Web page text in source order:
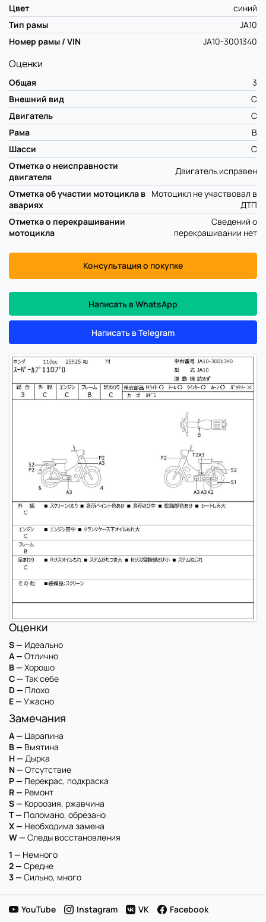
Цвет
синий
Тип рамы
JA10
Номер рамы / VIN
JA10-3001340
Оценки
Общая
3
Внешний вид
C
Двигатель
C
Рама
B
Шасси
C
Отметка о неисправности
двигателя
Двигатель исправен
Отметка об участии мотоцикла в
авариях
Мотоцикл не участвовал в
ДТП
Отметка о перекрашивании
мотоцикла
Сведений о
перекрашивании нет
Консультация о покупке
Написать в WhatsApp
Написать в Telegram
Оценки
S — Идеально
A — Отлично
B — Хорошо
C — Так себе
D — Плохо
E — Ужасно
Замечания
A — Царапина
B — Вмятина
H — Дырка
N — Отсутствие
P — Перекрас, подкраска
R — Ремонт
S — Короозия, ржавчина
T — Поломано, обрезано
X — Необходима замена
W — Следы восстановления
1 — Немного
2 — Средне
3 — Сильно, много
YouTube Instagram VK Facebook